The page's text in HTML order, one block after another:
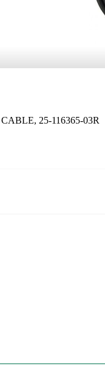
25-116365-03R